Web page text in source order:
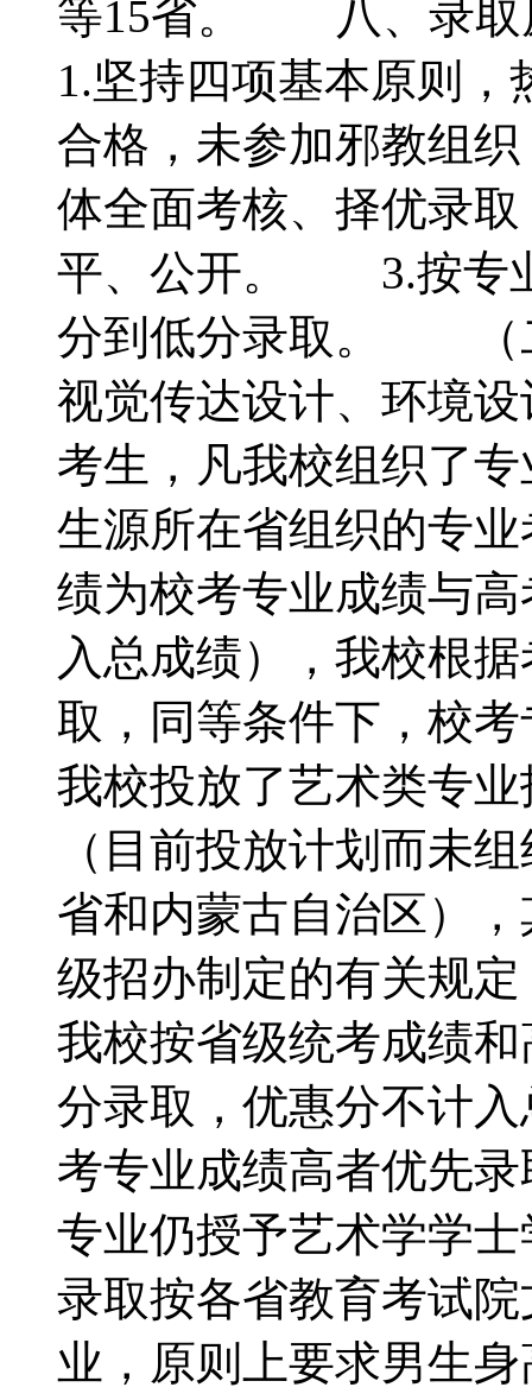
等15省。 八、录
1.坚持四项基本原则
合格，未参加邪教组
体全面考核、择优录
平、公开。 3.按专
分到低分录取。
视觉传达设计、环境
考生，凡我校组织了
生源所在省组织的专
绩为校考专业成绩与
入总成绩），我校根
取，同等条件下，
我校投放了艺术类专
（目前投放计划而未
省和内蒙古自治区）
级招办制定的有关规
我校按省级统考成绩
分录取，优惠分不计
考专业成绩高者优先
专业仍授予艺术学学
录取按各省教育考
业，原则上要求男生身